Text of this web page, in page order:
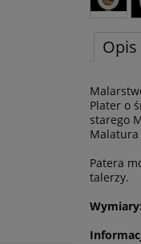
Opis
Plater o
starego
Malatura
Patera
talerzy.
Wymiary: